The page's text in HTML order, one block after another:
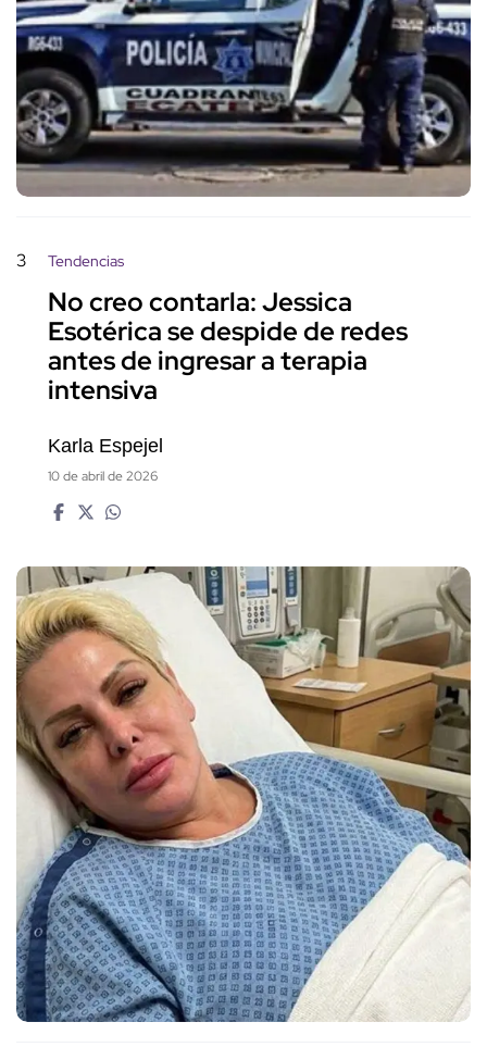
3 Tendencias
No creo contarla: Jessica
Esotérica se despide de redes
antes de ingresar a terapia
intensiva
Karla Espejel
10 de abril de 2026